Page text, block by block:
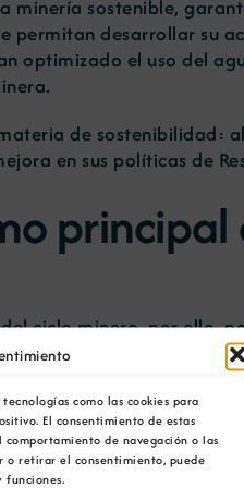
como las cookies para
El consentimiento de estas
de navegación o las
o retirar el consentimiento, puede
funciones.
sostenible,
permitan desarrollar su
optimizado el uso del
de
en sus políticas de
ciclo minero, por ello,
de cada estación
de agua
y sus procesos.